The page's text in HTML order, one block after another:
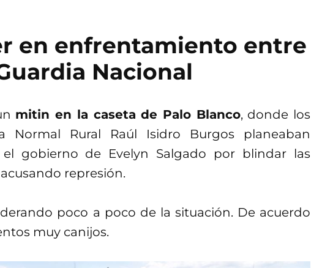
en enfrentamiento entre
Nacional
mitin en la caseta de Palo Blanco, donde los
Normal Rural Raúl Isidro Burgos planeaban
gobierno de Evelyn Salgado por blindar las
represión.
poco a poco de la situación. De acuerdo
muy canijos.